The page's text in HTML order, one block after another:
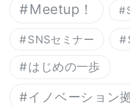
Meetup！
SNSセミナー
はじめの一歩
イノベーション